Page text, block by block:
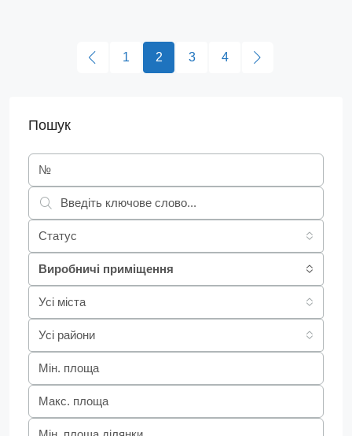
1 2 3 4
Пошук
Статус
Виробничі приміщення
Усі міста
Усі райони